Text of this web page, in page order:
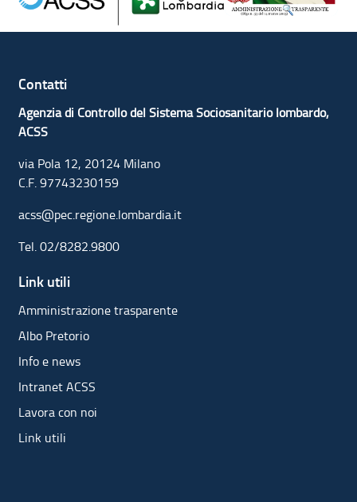
Contatti
Agenzia di Controllo del Sistema Sociosanitario lombardo,
ACSS
via Pola 12, 20124 Milano
C.F. 97743230159
acss@pec.regione.lombardia.it
Tel.02/8282.9800
Link utili
Amministrazione trasparente
Albo Pretorio
Info e news
Intranet ACSS
Lavora con noi
Link utili